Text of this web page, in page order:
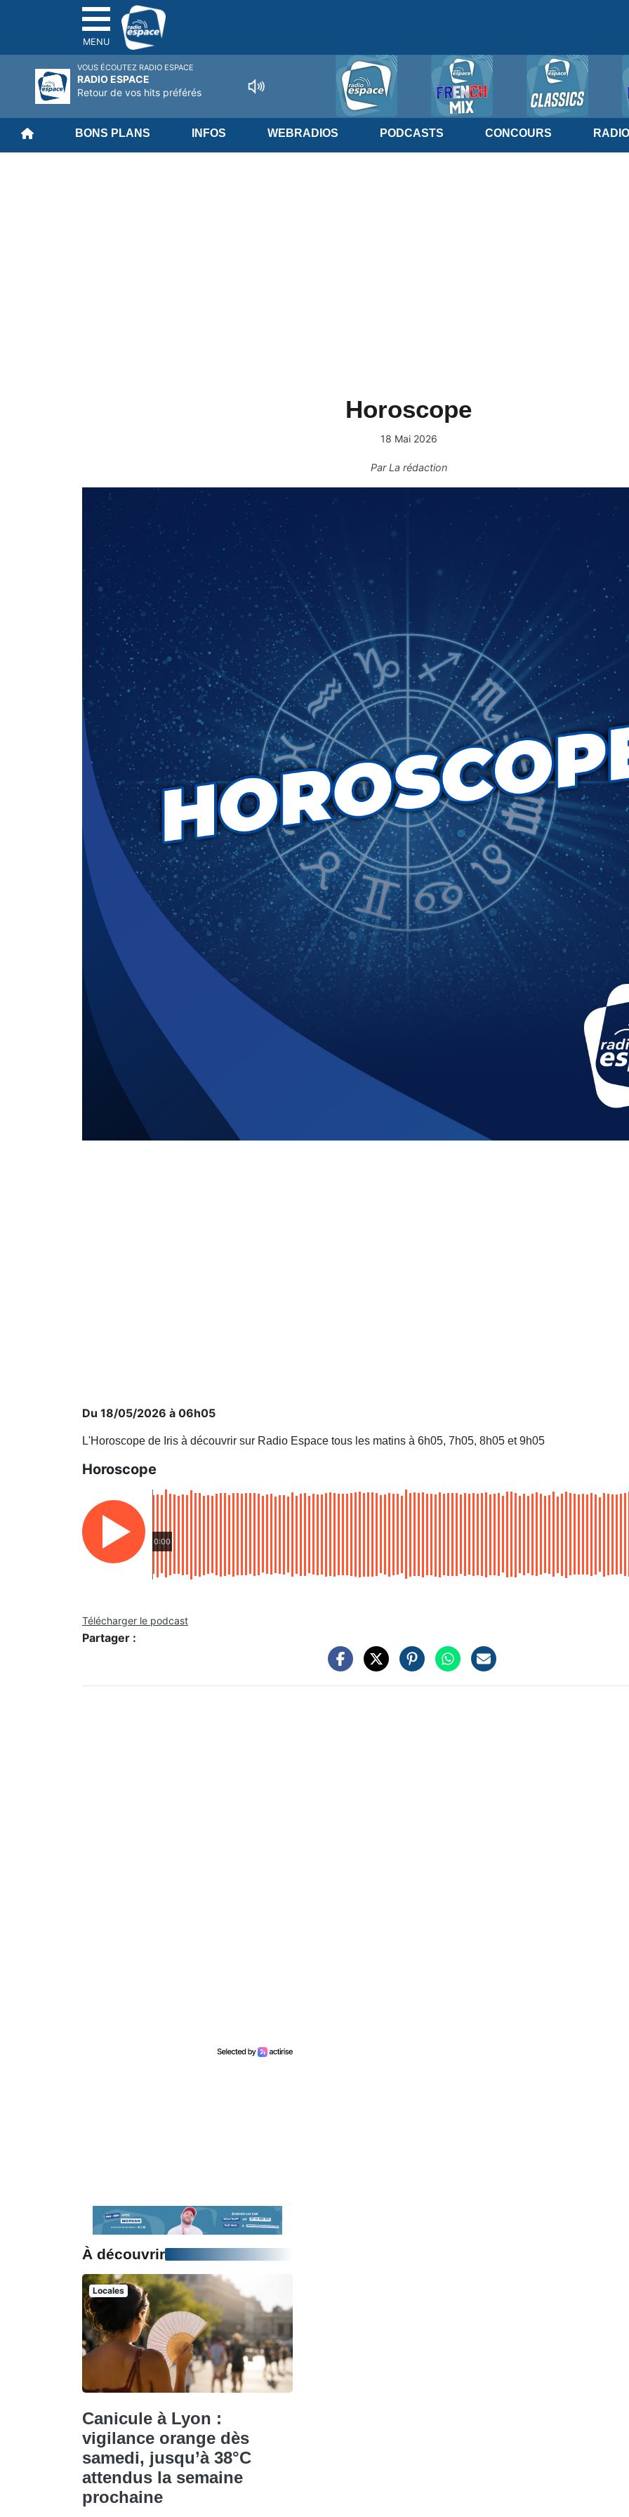
MENU
BONS PLANS INFOS WEBRADIOS PODCASTS CONCOURS RADIO
Horoscope
18 Mai 2026
ParLa rédaction
Du 18/05/2026 à 06h05
L'Horoscope de Iris à découvrir sur Radio Espace tous les matins à 6h05, 7h05, 8h05 et 9h05
Horoscope
0:00
Télécharger le podcast
Partager :
À découvrir
Locales
Canicule à Lyon :
vigilance orange dès
samedi, jusqu’à 38°C
attendus la semaine
prochaine
VOUS ÉCOUTEZ RADIO ESPACE
RADIO ESPACE
Retour de vos hits préférés